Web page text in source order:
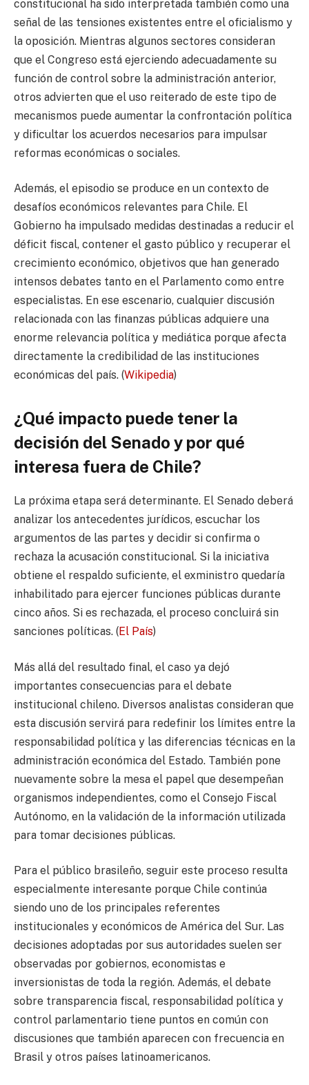
constitucional ha sido interpretada también como una
señal de las tensiones existentes entre el oficialismo y
la oposición. Mientras algunos sectores consideran
que el Congreso está ejerciendo adecuadamente su
función de control sobre la administración anterior,
otros advierten que el uso reiterado de este tipo de
mecanismos puede aumentar la confrontación política
y dificultar los acuerdos necesarios para impulsar
reformas económicas o sociales.
Además, el episodio se produce en un contexto de
desafíos económicos relevantes para Chile. El
Gobierno ha impulsado medidas destinadas a reducir el
déficit fiscal, contener el gasto público y recuperar el
crecimiento económico, objetivos que han generado
intensos debates tanto en el Parlamento como entre
especialistas. En ese escenario, cualquier discusión
relacionada con las finanzas públicas adquiere una
enorme relevancia política y mediática porque afecta
directamente la credibilidad de las instituciones
económicas del país. (Wikipedia)
¿Qué impacto puede tener la
decisión del Senado y por qué
interesa fuera de Chile?
La próxima etapa será determinante. El Senado deberá
analizar los antecedentes jurídicos, escuchar los
argumentos de las partes y decidir si confirma o
rechaza la acusación constitucional. Si la iniciativa
obtiene el respaldo suficiente, el exministro quedaría
inhabilitado para ejercer funciones públicas durante
cinco años. Si es rechazada, el proceso concluirá sin
sanciones políticas. (El País)
Más allá del resultado final, el caso ya dejó
importantes consecuencias para el debate
institucional chileno. Diversos analistas consideran que
esta discusión servirá para redefinir los límites entre la
responsabilidad política y las diferencias técnicas en la
administración económica del Estado. También pone
nuevamente sobre la mesa el papel que desempeñan
organismos independientes, como el Consejo Fiscal
Autónomo, en la validación de la información utilizada
para tomar decisiones públicas.
Para el público brasileño, seguir este proceso resulta
especialmente interesante porque Chile continúa
siendo uno de los principales referentes
institucionales y económicos de América del Sur. Las
decisiones adoptadas por sus autoridades suelen ser
observadas por gobiernos, economistas e
inversionistas de toda la región. Además, el debate
sobre transparencia fiscal, responsabilidad política y
control parlamentario tiene puntos en común con
discusiones que también aparecen con frecuencia en
Brasil y otros países latinoamericanos.